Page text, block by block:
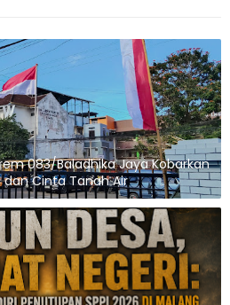
083/Baladhika Jaya Kobarkan
Cinta Tanah Air